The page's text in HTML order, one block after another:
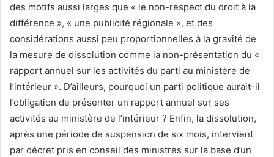
des motifs aussi larges que « le non-respect du droit à la
différence », « une publicité régionale », et des
considérations aussi peu proportionnelles à la gravité de
la mesure de dissolution comme la non-présentation du «
rapport annuel sur les activités du parti au ministère de
l’intérieur ». D’ailleurs, pourquoi un parti politique aurait-il
l’obligation de présenter un rapport annuel sur ses
activités au ministère de l’intérieur ? Enfin, la dissolution,
après une période de suspension de six mois, intervient
par décret pris en conseil des ministres sur la base d’un